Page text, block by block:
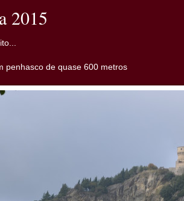
2015
penhasco de quase 600 metros